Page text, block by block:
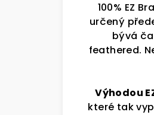
100% EZ
určený
bývá
feathered.
Výhodou
které tak